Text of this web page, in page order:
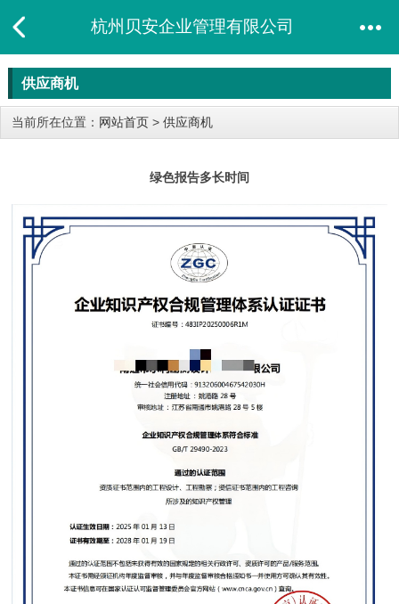
杭州贝安企业管理有限公司
供应商机
当前所在位置： 网站首页 > 供应商机
绿色报告多长时间